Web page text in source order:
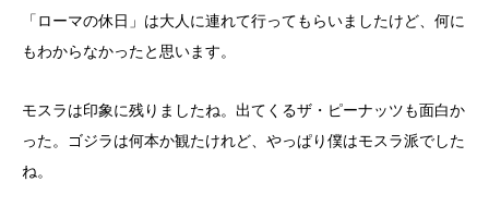
「ローマの休日」は大人に連れて行ってもらいましたけど、何に
もわからなかったと思います。
モスラは印象に残りましたね。出てくるザ・ピーナッツも面白か
った。ゴジラは何本か観たけれど、やっぱり僕はモスラ派でした
ね。